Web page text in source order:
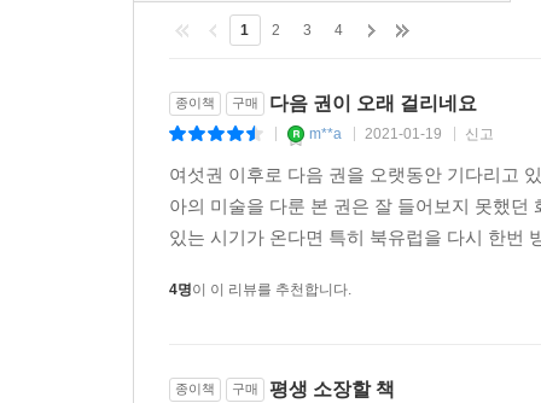
원시, 이집트, 메소포타미아 문명과 미술로 문을
문명과 미술을 거쳐 르네상스 문명과 미술에 이
중세 시대까지 모든 이들의 관심은 신에게 쏠려
기점으로 미술 역시 완전히 새로운 시대를 맞
누구보다 더 쉽고 재미있게 르네상스 미술의 다
‘르네상스 3부작’의 첫 권이었던 5권에서는 파
대다수가 이탈리아, 그중에서도 피렌체를 가장
미술사에서는 알프스산맥 북쪽을 통틀어 북유
1 2 3 4
종이책 구매 다음 권이 오래 걸리네요
m**a 2021-01-19 신고
여섯권 이후로 다음 권을 오랫동안 기다리고
아의 미술을 다룬 본 권은 잘 들어보지 못했
있는 시기가 온다면 특히 북유럽을 다시 한번
4명이 이 리뷰를 추천합니다.
종이책 구매 평생 소장할 책